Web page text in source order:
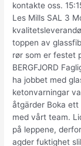
kontakte oss.
Les Mills SAL 3
toppen av
rør som er festet
BERGFJORD
ha jobbet med
ketonvarningar
åtgärder Boka
med vårt team.
på leppene,
agder fuktighet